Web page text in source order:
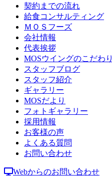
契約までの流れ
給食コンサルティング
ＭＯＳフーズ
会社情報
代表挨拶
MOSウイングのこだわり
スタッフブログ
スタッフ紹介
ギャラリー
MOSだより
フォトギャラリー
採用情報
お客様の声
よくある質問
お問い合わせ
Webからのお問い合わせ